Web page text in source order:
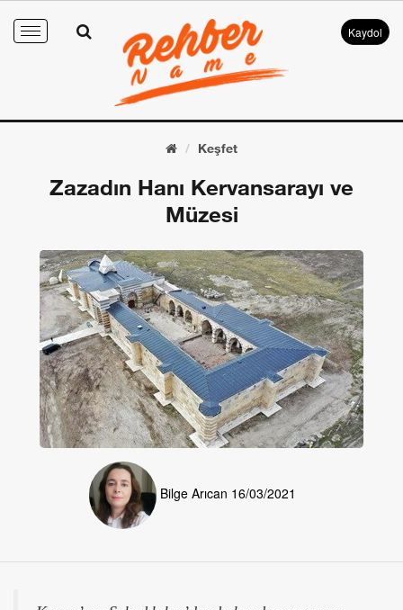
Toggle
Kaydol
Keşfet
Zazadın Hanı Kervansarayı ve
Müzesi
Bilge Arıcan 16/03/2021